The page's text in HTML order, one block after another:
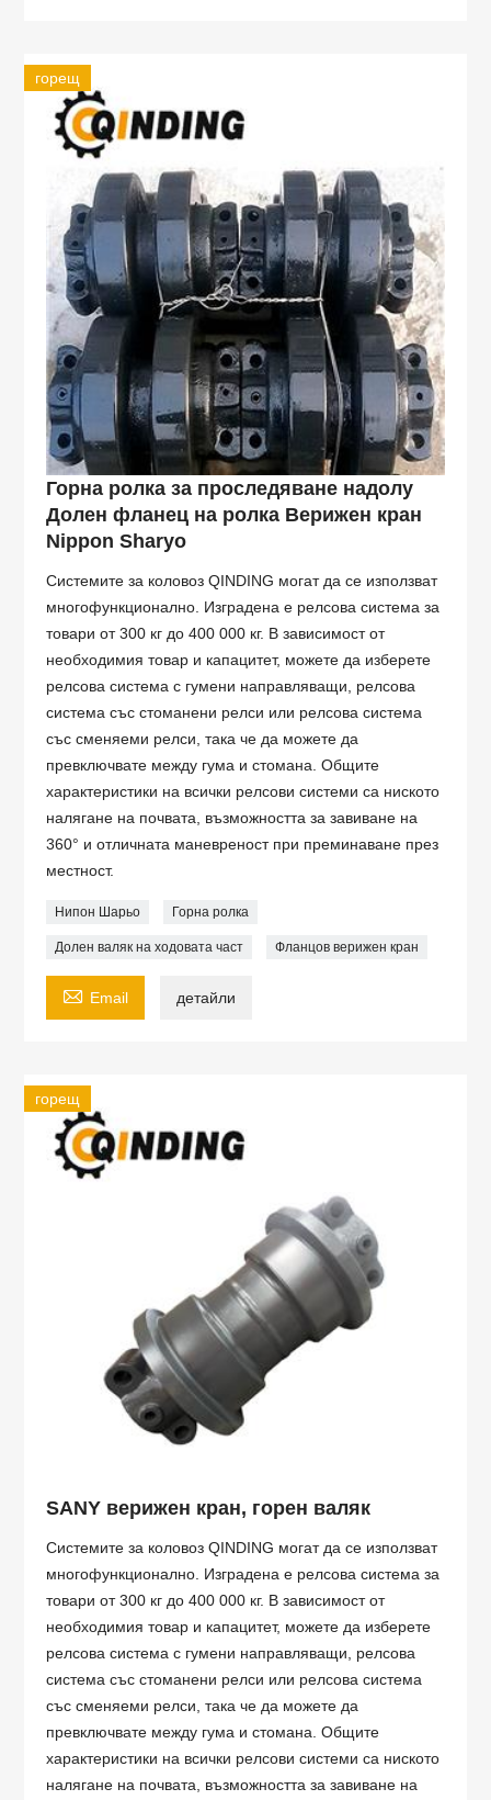
горещ
Горна ролка за проследяване надолу
Долен фланец на ролка Верижен кран
Nippon Sharyo
Системите за коловоз QINDING могат да се използват
многофункционално. Изградена е релсова система за
товари от 300 кг до 400 000 кг. В зависимост от
необходимия товар и капацитет, можете да изберете
релсова система с гумени направляващи, релсова
система със стоманени релси или релсова система
със сменяеми релси, така че да можете да
превключвате между гума и стомана. Общите
характеристики на всички релсови системи са ниското
налягане на почвата, възможността за завиване на
360° и отличната маневреност при преминаване през
местност.
Нипон Шарьо Горна ролка
Долен валяк на ходовата част Фланцов верижен кран
 Email детайли
горещ
SANY верижен кран, горен валяк
Системите за коловоз QINDING могат да се използват
многофункционално. Изградена е релсова система за
товари от 300 кг до 400 000 кг. В зависимост от
необходимия товар и капацитет, можете да изберете
релсова система с гумени направляващи, релсова
система със стоманени релси или релсова система
със сменяеми релси, така че да можете да
превключвате между гума и стомана. Общите
характеристики на всички релсови системи са ниското
налягане на почвата, възможността за завиване на